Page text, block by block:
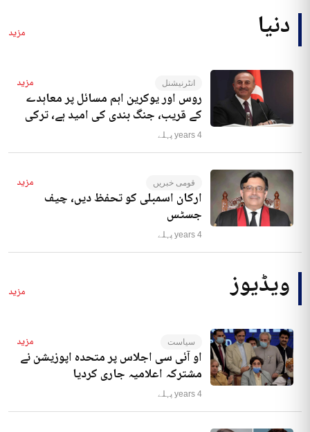
دنیا مزید
انٹرنیشنل مزید
روس اور یوکرین اہم مسائل پر معاہدے
کے قریب، جنگ بندی کی امید ہے، ترکی
4 years پہلے
قومی خبریں مزید
ارکان اسمبلی کو تحفظ دیں، چیف
جسٹس
4 years پہلے
ویڈیوز مزید
سیاست مزید
او آئی سی اجلاس پر متحدہ اپوزیشن نے
مشترکہ اعلامیہ جاری کردیا
4 years پہلے